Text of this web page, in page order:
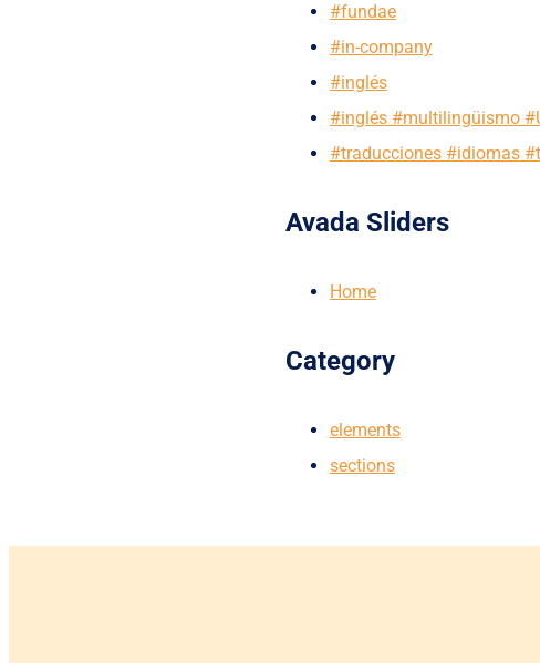
#fundae
#in-company
#inglés
#inglés #multilingüismo
#traducciones #idiomas
Avada Sliders
Home
Category
elements
sections